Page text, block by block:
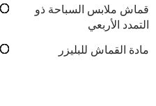
قماش ملابس السباحة ذو
التمدد الأربعي
مادة القماش للبليزر